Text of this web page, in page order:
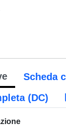
Scheda
(DC)